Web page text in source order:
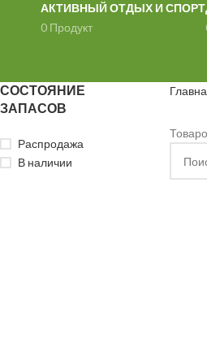
АКТИВНЫЙ ОТДЫХ И СПОРТ
0 Продукт
СОСТОЯНИЕ
ЗАПАСОВ
Распродажа
В наличии